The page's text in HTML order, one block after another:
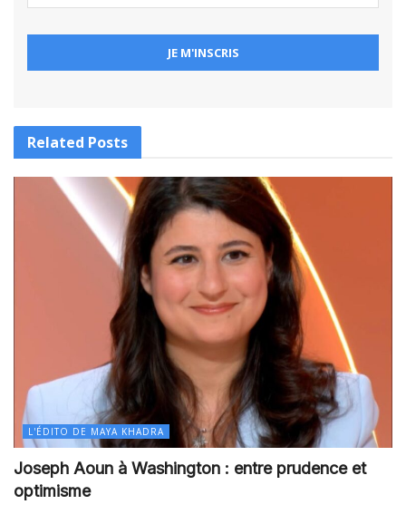
Related Posts
L'ÉDITO DE MAYA KHADRA
Joseph Aoun à Washington : entre prudence et
optimisme